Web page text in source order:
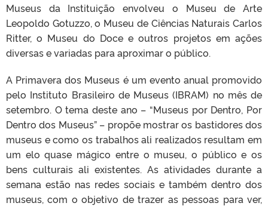
Museus da Instituição envolveu o Museu de Arte
Leopoldo Gotuzzo, o Museu de Ciências Naturais Carlos
Ritter, o Museu do Doce e outros projetos em ações
diversas e variadas para aproximar o público.
A Primavera dos Museus é um evento anual promovido
pelo Instituto Brasileiro de Museus (IBRAM) no mês de
setembro. O tema deste ano – “Museus por Dentro, Por
Dentro dos Museus” – propõe mostrar os bastidores dos
museus e como os trabalhos ali realizados resultam em
um elo quase mágico entre o museu, o público e os
bens culturais ali existentes. As atividades durante a
semana estão nas redes sociais e também dentro dos
museus, com o objetivo de trazer as pessoas para ver,